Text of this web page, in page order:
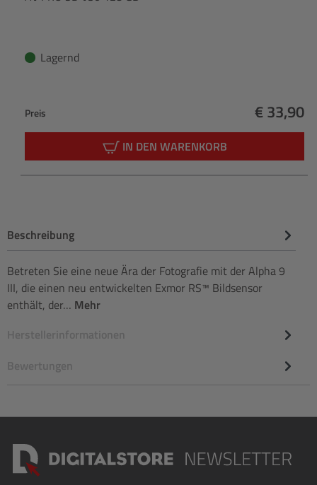
Lagernd
Preis € 33,90
IN DEN WARENKORB
Beschreibung
Betreten Sie eine neue Ära der Fotografie mit der Alpha 9
III, die einen neu entwickelten Exmor RS™ Bildsensor
enthält, der… Mehr
Herstellerinformationen
Bewertungen